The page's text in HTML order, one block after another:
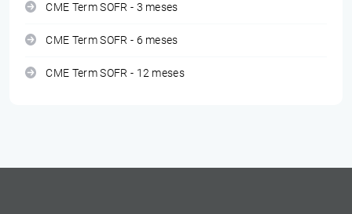
CME Term SOFR - 3 meses
CME Term SOFR - 6 meses
CME Term SOFR - 12 meses